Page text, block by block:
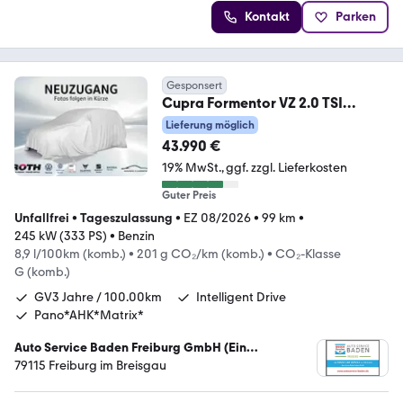
Kontakt Parken
Gesponsert
Cupra Formentor VZ 2.0 TSI
Navi*AHK*Pano*Matrix*GV5*
Lieferung möglich
43.990 €
19% MwSt. ggf. zzgl. Lieferkosten
Guter Preis
Unfallfrei • Tageszulassung • EZ 08/2026• 99 km •
245 kW (333 PS) • Benzin
8,9 l/100km (komb.) • 201 g CO₂/km (komb.) • CO₂-Klasse
G (komb.)
GV3 Jahre / 100.00km
Intelligent Drive
Pano*AHK*Matrix*
Auto Service Baden Freiburg GmbH (Ein
Unternehmen der Auto Roth Gruppe)
79115 Freiburg im Breisgau